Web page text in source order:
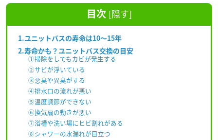
目次 [隠す]
1.ユニットバスの寿命は10～15年
2.寿命かも？ユニットバス交換の目安
①掃除をしてもカビが発生する
②サビが浮いている
③悪臭や異臭がする
④排水口の流れが悪い
⑤温度調節ができない
⑥換気扇の動きが悪い
⑦浴槽や洗い場にヒビ割れがある
⑧シャワーの水漏れが目立つ